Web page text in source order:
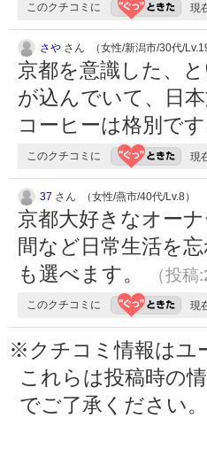
このクチコミに 現
さや さん （女性/新潟市/30代/Lv.19
京都を意識した、
が込んでいて、日
コーヒーは格別です
このクチコミに 現
37 さん （女性/燕市/40代/Lv.8）
京都大好きなオー
間など日常生活を
も選べます。
（投
このクチコミに 現
※クチコミ情報はユ
これらは投稿時の
でご了承ください。